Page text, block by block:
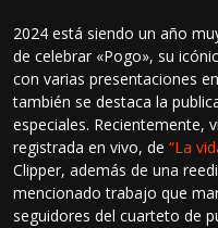
2024 está siendo un año
de celebrar «Pogo», su
con varias presentaciones
también se destaca la
especiales. Recientemente,
registrada en vivo, de“La
Clipper, además de una
mencionado trabajo que
seguidores del cuarteto de